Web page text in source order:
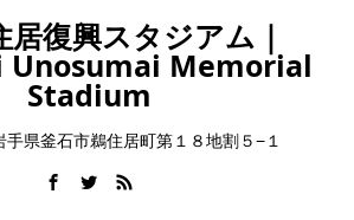
居復興スタジアム｜
Unosumai Memorial
Stadium
県釜石市鵜住居町第１８地割５−１